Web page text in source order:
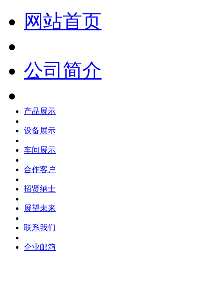
网站首页
公司简介
产品展示
设备展示
车间展示
合作客户
招贤纳士
展望未来
联系我们
企业邮箱